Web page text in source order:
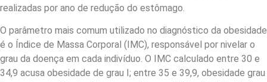
realizadas por ano de redução do estômago.
O parâmetro mais comum utilizado no diagnóstico da obesidade
é o Índice de Massa Corporal (IMC), responsável por nivelar o
grau da doença em cada indivíduo. O IMC calculado entre 30 e
34,9 acusa obesidade de grau I; entre 35 e 39,9, obesidade grau